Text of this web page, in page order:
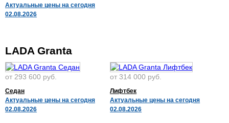
Актуальные цены на сегодня
02.08.2026
LADA Granta
от 293 600 руб.
Седан
Актуальные цены на сегодня
02.08.2026
от 314 000 руб.
Лифтбек
Актуальные цены на сегодня
02.08.2026